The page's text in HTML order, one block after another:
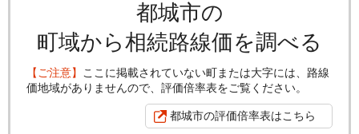
都城市の
町域から相続路線価を調べる
【ご注意】 ここに掲載されていない町または大字には、路線
価地域がありませんので、評価倍率表をご覧ください。
都城市の評価倍率表はこちら